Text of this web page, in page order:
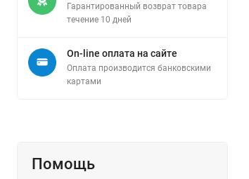
Гарантированный возврат товара
течение 10 дней
On-line оплата на сайте
Оплата производится банковскими
картами
Помощь